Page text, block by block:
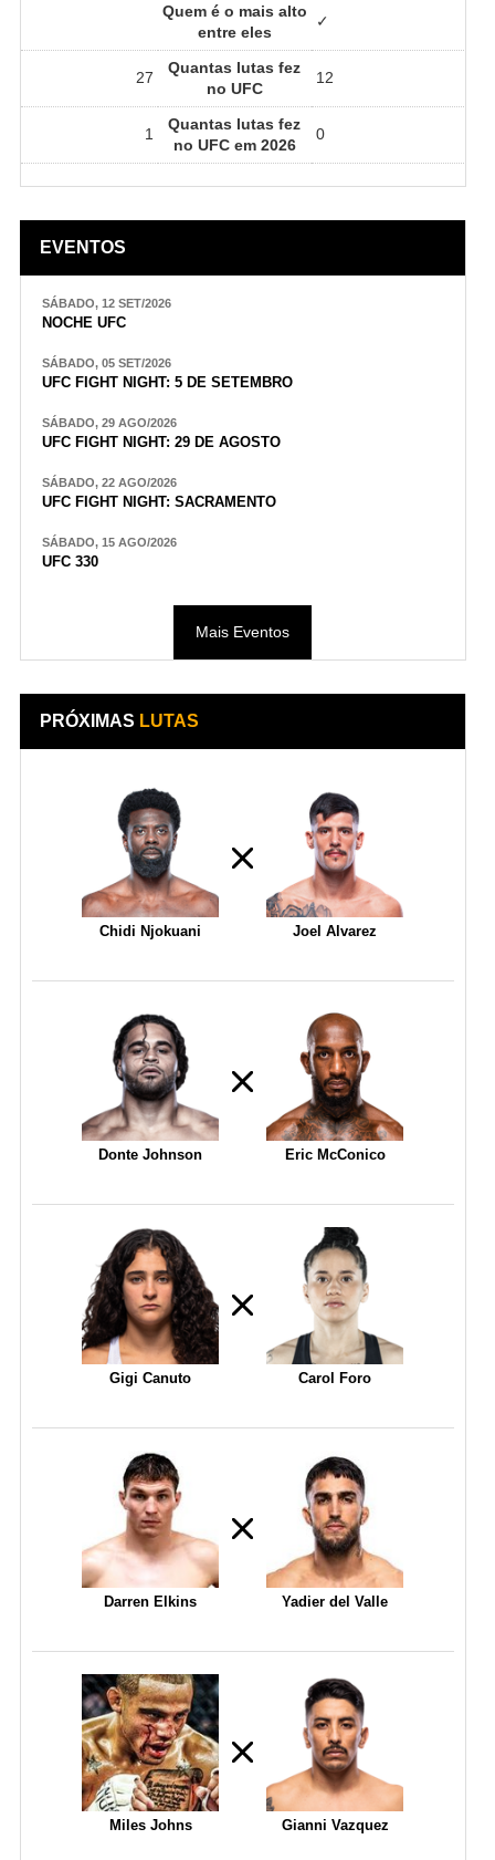
Quem é o mais alto
entre eles
✓
27
Quantas lutas fez
no UFC
12
1
Quantas lutas fez
no UFC em 2026
0
EVENTOS
SÁBADO, 12 SET/2026
NOCHE UFC
SÁBADO, 05 SET/2026
UFC FIGHT NIGHT: 5 DE SETEMBRO
SÁBADO, 29 AGO/2026
UFC FIGHT NIGHT: 29 DE AGOSTO
SÁBADO, 22 AGO/2026
UFC FIGHT NIGHT: SACRAMENTO
SÁBADO, 15 AGO/2026
UFC 330
Mais Eventos
PRÓXIMAS LUTAS
Chidi Njokuani Joel Alvarez
Donte Johnson Eric McConico
Gigi Canuto Carol Foro
Darren Elkins Yadier del Valle
Miles Johns Gianni Vazquez